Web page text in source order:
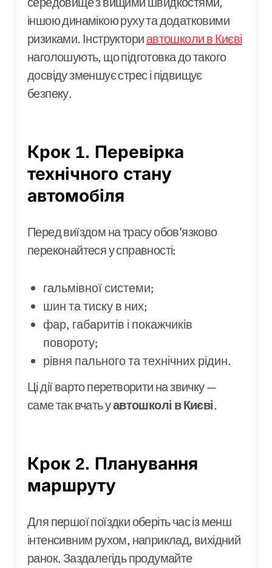
іншою динамікою руху та додатковими
ризиками. Інструкториавтошколи в Києві
наголошують, що підготовка до такого
досвіду зменшує стрес і підвищує
безпеку.
Крок 1. Перевірка
технічного стану
автомобіля
Перед виїздом на трасу обов’язково
переконайтеся у справності:
гальмівної системи;
шин та тиску в них;
фар, габаритів і покажчиків
повороту;
рівня пального та технічних рідин.
Ці дії варто перетворити на звичку —
саме так вчать уавтошколі в Києві.
Крок 2. Планування
маршруту
Для першої поїздки оберіть час із менш
інтенсивним рухом, наприклад, вихідний
ранок. Заздалегідь продумайте